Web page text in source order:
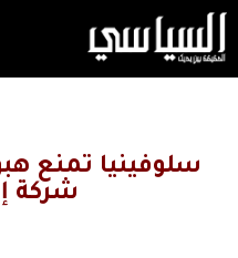
سلوفينيا تمنع
شركة